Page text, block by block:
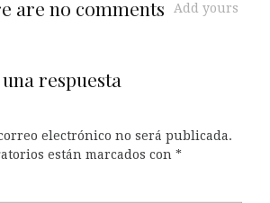
are no comments Add yours
respuesta
electrónico no será publicada.
están marcados con *